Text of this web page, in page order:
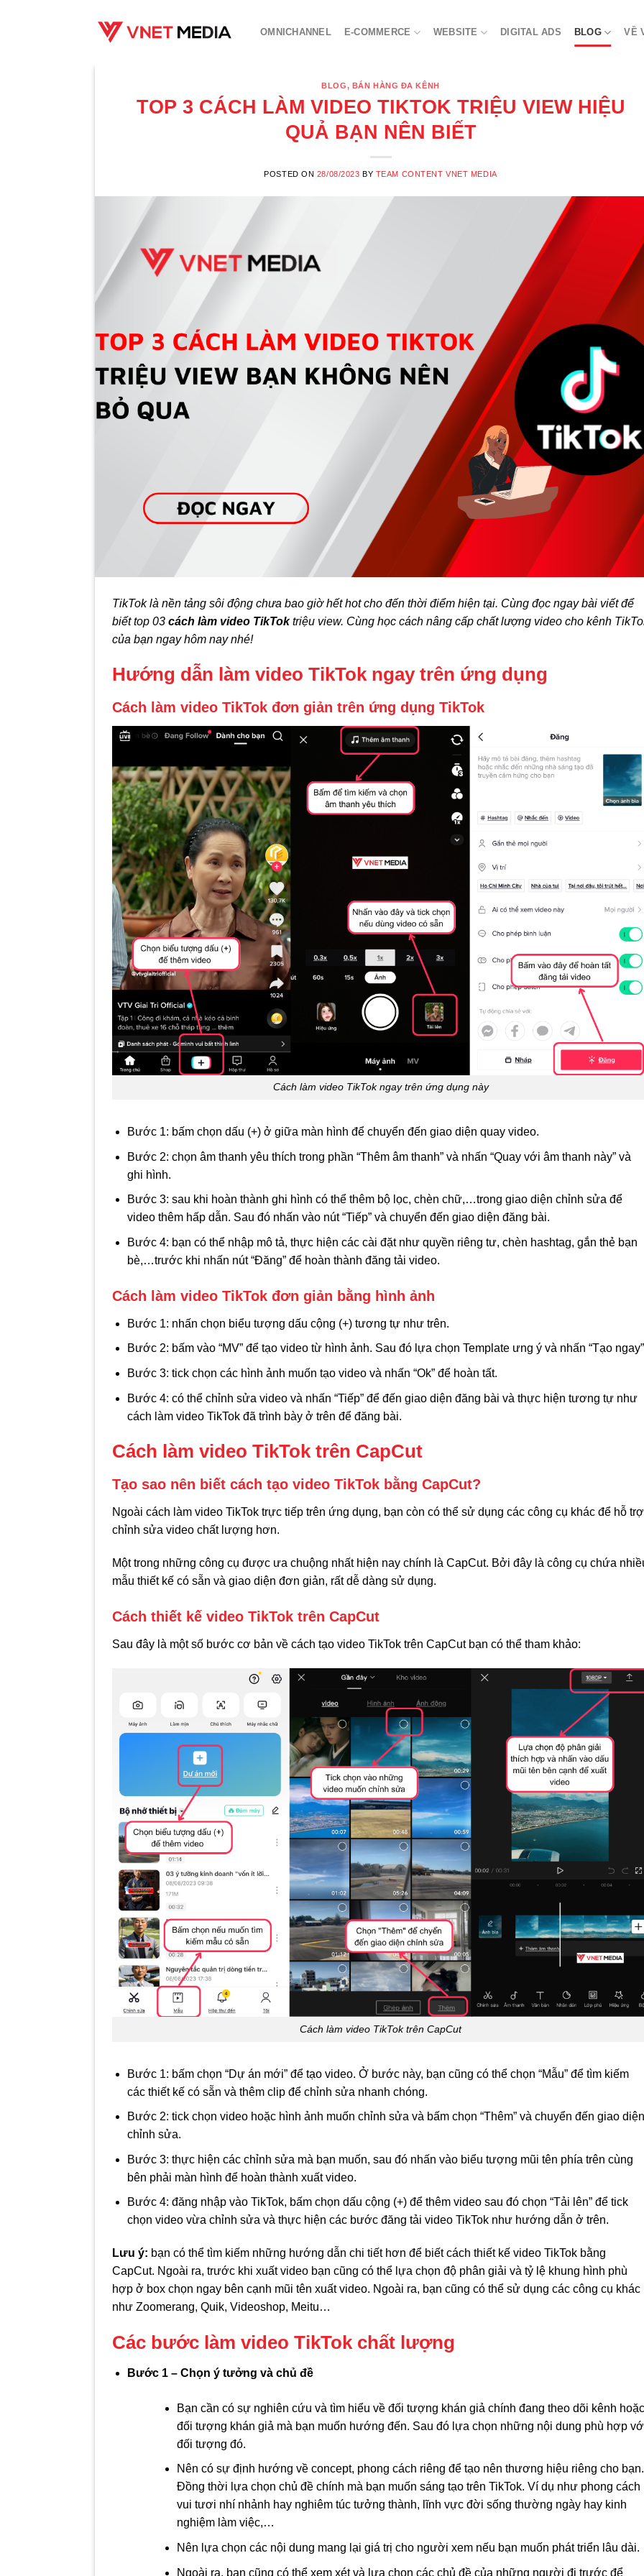
OMNICHANNEL E-COMMERCE WEBSITE DIGITAL ADS BLOG VỀ
BLOG, BÁN HÀNG ĐA KÊNH
TOP 3 CÁCH LÀM VIDEO TIKTOK TRIỆU VIEW HIỆU
QUẢ BẠN NÊN BIẾT
POSTED ON 28/08/2023 BY TEAM CONTENT VNET MEDIA
TikTok là nền tảng sôi động chưa bao giờ hết hot cho đến thời điểm hiện tại. Cùng đọc ngay bài viết để
biết top 03 cách làm video TikToktriệu view. Cùng học cách nâng cấp chất lượng video cho kênh
của bạn ngay hôm nay nhé!
Hướng dẫn làm video TikTok ngay trên ứng dụng
Cách làm video TikTok đơn giản trên ứng dụng TikTok
Cách làm video TikTok ngay trên ứng dụng này
Bước 1: bấm chọn dấu (+) ở giữa màn hình để chuyển đến giao diện quay video.
Bước 2: chọn âm thanh yêu thích trong phần “Thêm âm thanh” và nhấn “Quay với âm thanh này” và
ghi hình.
Bước 3: sau khi hoàn thành ghi hình có thể thêm bộ lọc, chèn chữ,…trong giao diện chỉnh sửa để
video thêm hấp dẫn. Sau đó nhấn vào nút “Tiếp” và chuyển đến giao diện đăng bài.
Bước 4: bạn có thể nhập mô tả, thực hiện các cài đặt như quyền riêng tư, chèn hashtag, gắn thẻ bạn
bè,…trước khi nhấn nút “Đăng” để hoàn thành đăng tải video.
Cách làm video TikTok đơn giản bằng hình ảnh
Bước 1: nhấn chọn biểu tượng dấu cộng (+) tương tự như trên.
Bước 2: bấm vào “MV” để tạo video từ hình ảnh. Sau đó lựa chọn Template ưng ý và nhấn “Tạo
Bước 3: tick chọn các hình ảnh muốn tạo video và nhấn “Ok” để hoàn tất.
Bước 4: có thể chỉnh sửa video và nhấn “Tiếp” để đến giao diện đăng bài và thực hiện tương tự như
cách làm video TikTok đã trình bày ở trên để đăng bài.
Cách làm video TikTok trên CapCut
Tạo sao nên biết cách tạo video TikTok bằng CapCut?
Ngoài cách làm video TikTok trực tiếp trên ứng dụng, bạn còn có thể sử dụng các công cụ khác để hỗ trợ
chỉnh sửa video chất lượng hơn.
Một trong những công cụ được ưa chuộng nhất hiện nay chính là CapCut. Bởi đây là công cụ chứa
mẫu thiết kế có sẵn và giao diện đơn giản, rất dễ dàng sử dụng.
Cách thiết kế video TikTok trên CapCut
Sau đây là một số bước cơ bản về cách tạo video TikTok trên CapCut bạn có thể tham khảo:
Cách làm video TikTok trên CapCut
Bước 1: bấm chọn “Dự án mới” để tạo video. Ở bước này, bạn cũng có thể chọn “Mẫu” để tìm kiếm
các thiết kế có sẵn và thêm clip để chỉnh sửa nhanh chóng.
Bước 2: tick chọn video hoặc hình ảnh muốn chỉnh sửa và bấm chọn “Thêm” và chuyển đến giao diện
chỉnh sửa.
Bước 3: thực hiện các chỉnh sửa mà bạn muốn, sau đó nhấn vào biểu tượng mũi tên phía trên cùng
bên phải màn hình để hoàn thành xuất video.
Bước 4: đăng nhập vào TikTok, bấm chọn dấu cộng (+) để thêm video sau đó chọn “Tải lên” để tick
chọn video vừa chỉnh sửa và thực hiện các bước đăng tải video TikTok như hướng dẫn ở trên.
Lưu ý: bạn có thể tìm kiếm những hướng dẫn chi tiết hơn để biết cách thiết kế video TikTok bằng
CapCut. Ngoài ra, trước khi xuất video bạn cũng có thể lựa chọn độ phân giải và tỷ lệ khung hình phù
hợp ở box chọn ngay bên cạnh mũi tên xuất video. Ngoài ra, bạn cũng có thể sử dụng các công cụ khác
như Zoomerang, Quik, Videoshop, Meitu…
Các bước làm video TikTok chất lượng
Bước 1 – Chọn ý tưởng và chủ đề
Bạn cần có sự nghiên cứu và tìm hiểu về đối tượng khán giả chính đang theo dõi kênh hoặc
đối tượng khán giả mà bạn muốn hướng đến. Sau đó lựa chọn những nội dung phù hợp
đối tượng đó.
Nên có sự định hướng về concept, phong cách riêng để tạo nên thương hiệu riêng cho bạn.
Đồng thời lựa chọn chủ đề chính mà bạn muốn sáng tạo trên TikTok. Ví dụ như phong cách
vui tươi nhí nhảnh hay nghiêm túc tưởng thành, lĩnh vực đời sống thường ngày hay kinh
nghiệm làm việc,…
Nên lựa chọn các nội dung mang lại giá trị cho người xem nếu bạn muốn phát triển lâu dài.
Ngoài ra, bạn cũng có thể xem xét và lựa chọn các chủ đề của những người đi trước để